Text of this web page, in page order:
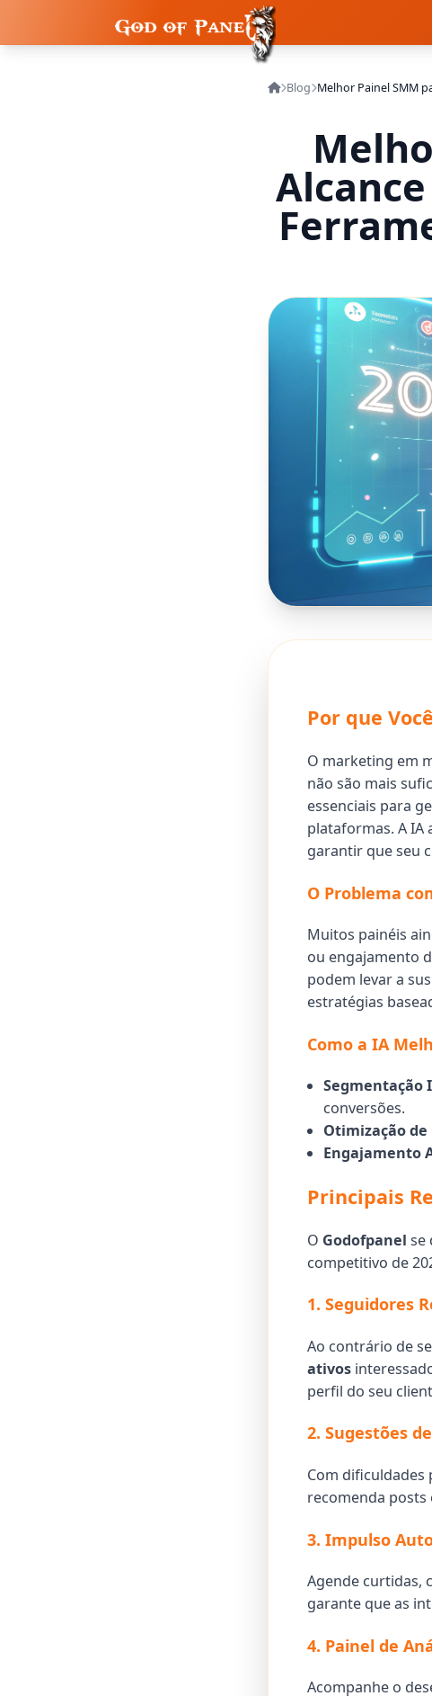
Blog
Por que
O marketing em
não são mais
essenciais para
plataformas. A IA
garantir que seu
O Problema
Muitos painéis
ou engajamento
podem levar a
estratégias
Como a IA
Segmentação
conversões.
Otimização
Engajamento
Principais
O Godofpanel se
competitivo de
1. Seguidores
Ao contrário de
ativos
perfil do seu
2. Sugestões
Com dificuldades
recomenda posts
3. Impulso
Agende curtidas,
garante que as
4. Painel de
Acompanhe o